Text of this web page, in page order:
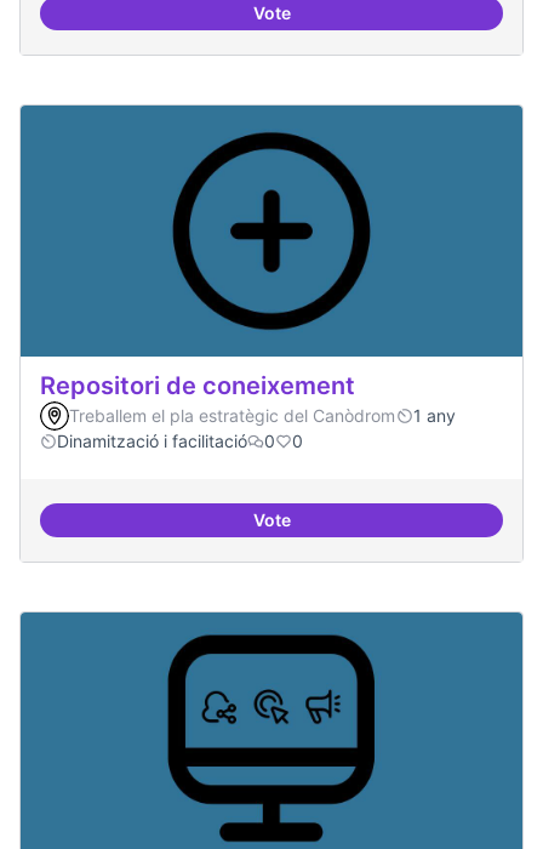
VoteFestival feminisme digital
Repositori de coneixement
Treballem el pla estratègic del Canòdrom
1 any
Dinamització i facilitació
0 0
VoteRepositori de coneixement